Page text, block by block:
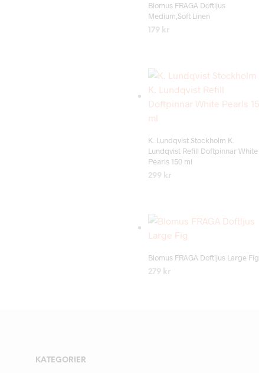
Blomus FRAGA Doftljus
Medium,Soft Linen
179 kr
K. Lundqvist Stockholm K.
Lundqvist Refill Doftpinnar White
Pearls 150 ml
299 kr
Blomus FRAGA Doftljus Large Fig
279 kr
KATEGORIER